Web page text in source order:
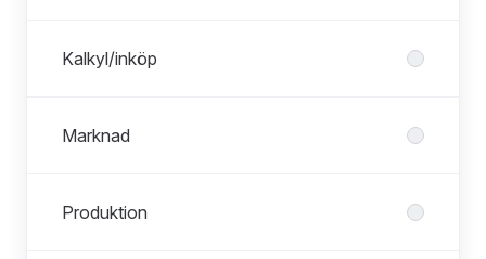
Kalkyl/inköp
Marknad
Produktion